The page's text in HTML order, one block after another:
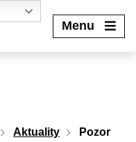
Menu
Aktuality
Pozor